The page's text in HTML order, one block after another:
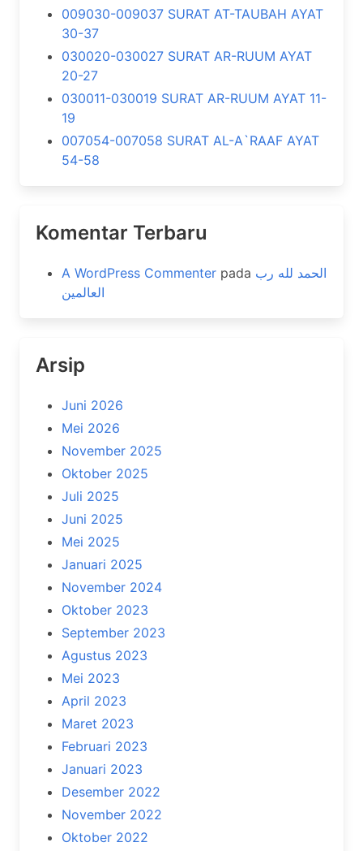
009030-009037 SURAT AT-TAUBAH AYAT
30-37
030020-030027 SURAT AR-RUUM AYAT
20-27
030011-030019 SURAT AR-RUUM AYAT 11-
19
007054-007058 SURAT AL-A`RAAF AYAT
54-58
Komentar Terbaru
A WordPress Commenter pada الحمد لله رب
العالمين
Arsip
Juni 2026
Mei 2026
November 2025
Oktober 2025
Juli 2025
Juni 2025
Mei 2025
Januari 2025
November 2024
Oktober 2023
September 2023
Agustus 2023
Mei 2023
April 2023
Maret 2023
Februari 2023
Januari 2023
Desember 2022
November 2022
Oktober 2022